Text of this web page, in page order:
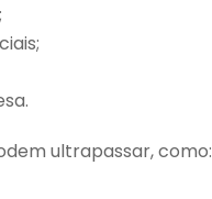
ultrapassar, como: